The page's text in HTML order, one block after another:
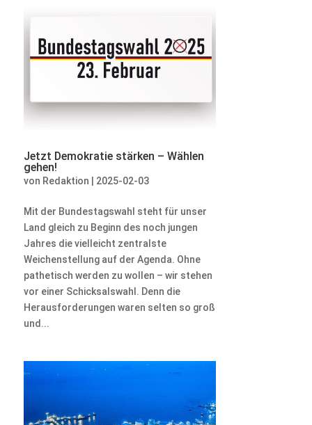
Jetzt Demokratie stärken – Wählen
gehen!
von Redaktion 2025-02-03
Mit der Bundestagswahl steht für unser
Land gleich zu Beginn des noch jungen
Jahres die vielleicht zentralste
Weichenstellung auf der Agenda. Ohne
pathetisch werden zu wollen – wir stehen
vor einer Schicksalswahl. Denn die
Herausforderungen waren selten so groß
und...